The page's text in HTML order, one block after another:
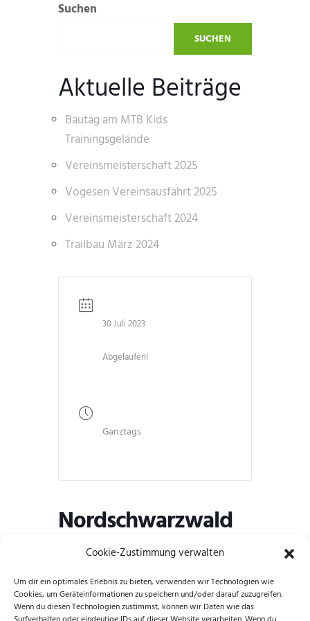
Cookie-Zustimmung verwalten
Um dir ein optimales Erlebnis zu bieten, verwenden wir Technologien wie
Cookies, um Geräteinformationen zu speichern und/oder darauf zuzugreifen.
Wenn du diesen Technologien zustimmst, können wir Daten wie das
Suchen
SUCHEN
Aktuelle Beiträge
Bautag am MTB Kids
Trainingsgelände
Vereinsmeisterschaft 2025
Vogesen Vereinsausfahrt 2025
Vereinsmeisterschaft 2024
Trailbau März 2024
30 Juli 2023
Abgelaufen!
Ganztags
Nordschwarzwald
Trophy Schömberg